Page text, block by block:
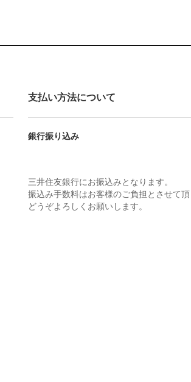
支払い方法について
銀行振り込み
三井住友銀行にお振込みとなります。
振込み手数料はお客様のご負担とさせて頂
どうぞよろしくお願いします。